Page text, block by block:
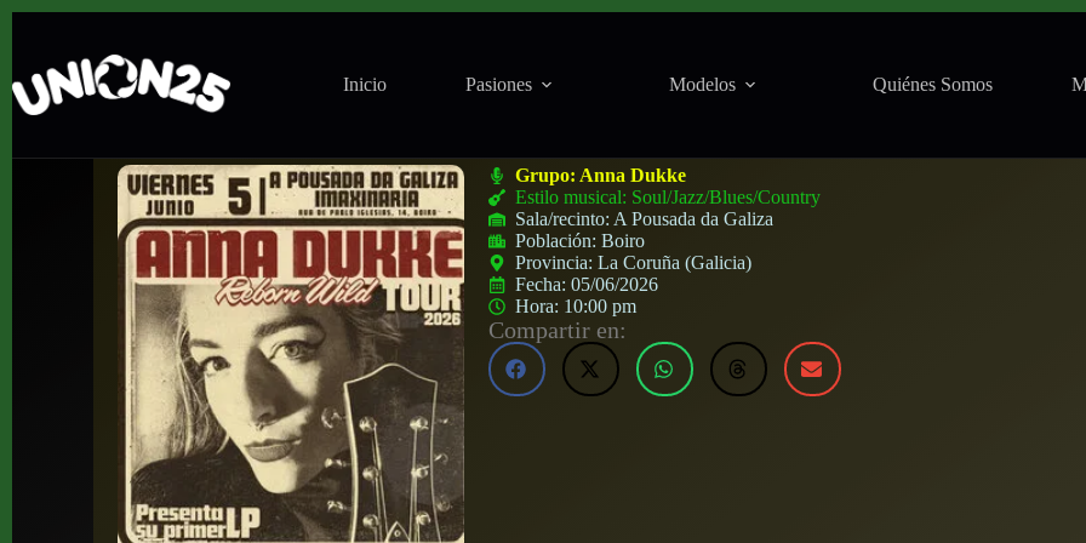
Inicio Pasiones Modelos Quiénes Somos
Grupo: Anna Dukke
Estilo musical: Soul/Jazz/Blues/Country
Sala/recinto: A Pousada da Galiza
Población:Boiro
Provincia:La Coruña (Galicia)
Fecha:05/06/2026
Hora: 10:00 pm
Compartir en: